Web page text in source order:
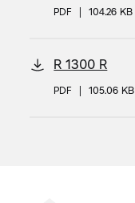
PDF | 104.26 KB
R 1300 R
PDF | 105.06 KB